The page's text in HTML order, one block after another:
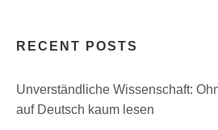
RECENT POSTS
Unverständliche Wissenschaft:
auf Deutsch kaum lesen